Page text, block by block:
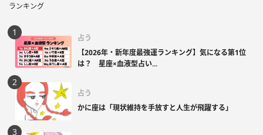
ランキング
占う
【2026年・新年度最強運ランキング】気になる第1位
は？ 星座×血液型占い...
占う
かに座は「現状維持を手放すと人生が飛躍する」